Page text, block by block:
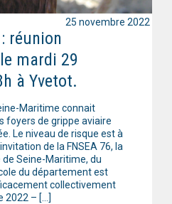
réunion
mardi 29
à Yvetot.
Maritime connait
foyers de grippe aviaire
Le niveau de risque est à
de la FNSEA 76, la
Seine-Maritime, du
du département est
collectivement
2022 – […]
25 novembre 2022